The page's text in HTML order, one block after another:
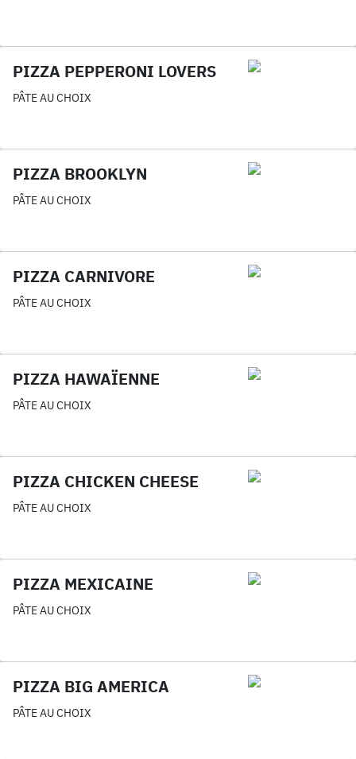
PIZZA PEPPERONI LOVERS
PÂTE AU CHOIX
PIZZA BROOKLYN
PÂTE AU CHOIX
PIZZA CARNIVORE
PÂTE AU CHOIX
PIZZA HAWAÏENNE
PÂTE AU CHOIX
PIZZA CHICKEN CHEESE
PÂTE AU CHOIX
PIZZA MEXICAINE
PÂTE AU CHOIX
PIZZA BIG AMERICA
PÂTE AU CHOIX